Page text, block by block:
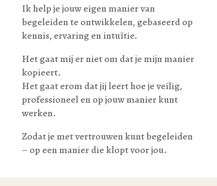
Ik help je jouw eigen manier van
begeleiden te ontwikkelen, gebaseerd op
kennis, ervaring en intuïtie.
Het gaat mij er niet om dat je mijn manier
kopieert.
Het gaat erom dat jij leert hoe je veilig,
professioneel en op jouw manier kunt
werken.
Zodat je met vertrouwen kunt begeleiden
– op een manier die klopt voor jou.